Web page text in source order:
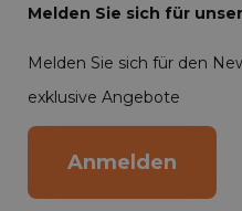
Melden Sie sich für
Melden Sie sich für den
exklusive Angebote
Anmelden